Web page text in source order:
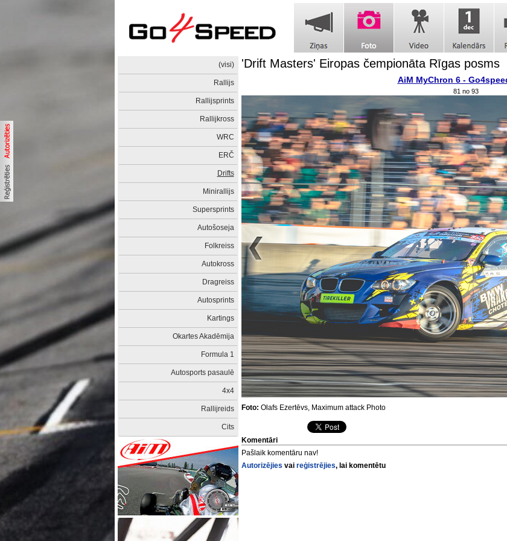
(visi)
Rallijs
Rallijsprints
Rallijkross
WRC
ERČ
Drifts
Minirallijs
Supersprints
Autošoseja
Folkreiss
Autokross
Dragreiss
Autosprints
Kartings
Okartes Akadēmija
Formula 1
Autosports pasaulē
4x4
Rallijreids
Cits
'Drift Masters' Eiropas čempionāta Rīgas posms
AiM MyChron 6 -
81 no 93
Foto: Olafs Ezertēvs, Maximum attack Photo
Komentāri
Pašlaik komentāru nav!
Autorizējies vai reģistrējies, lai komentētu